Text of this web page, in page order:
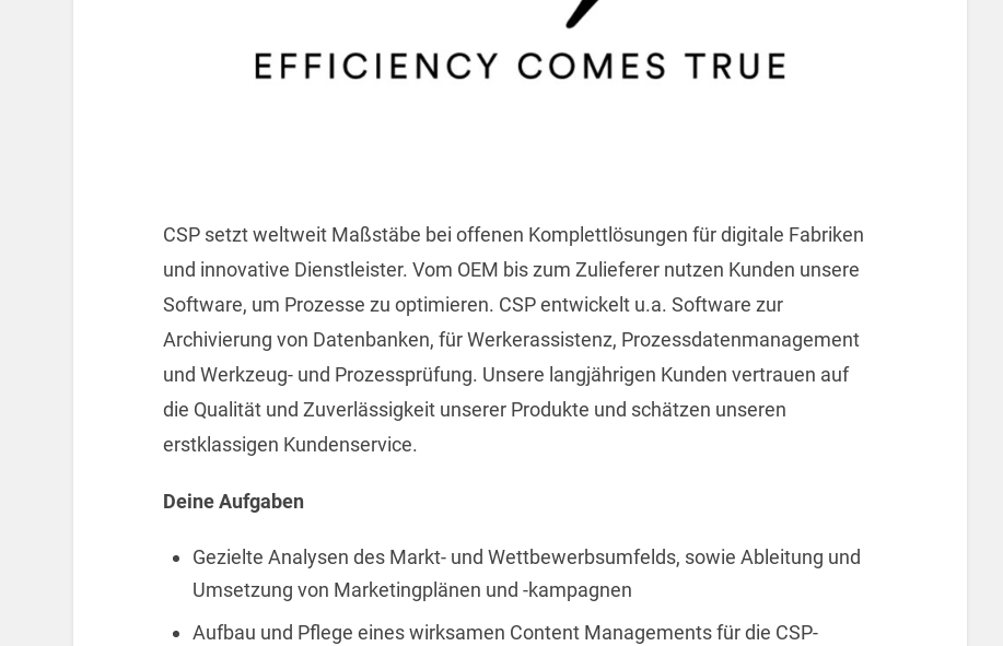
CSP setzt weltweit Maßstäbe bei offenen Komplettlösungen für digitale Fabriken
und innovative Dienstleister. Vom OEM bis zum Zulieferer nutzen Kunden unsere
Software, um Prozesse zu optimieren. CSP entwickelt u.a. Software zur
Archivierung von Datenbanken, für Werkerassistenz, Prozessdatenmanagement
und Werkzeug- und Prozessprüfung. Unsere langjährigen Kunden vertrauen auf
die Qualität und Zuverlässigkeit unserer Produkte und schätzen unseren
erstklassigen Kundenservice.
Deine Aufgaben
Gezielte Analysen des Markt- und Wettbewerbsumfelds, sowie Ableitung und
Umsetzung von Marketingplänen und -kampagnen
Aufbau und Pflege eines wirksamen Content Managements für die CSP-